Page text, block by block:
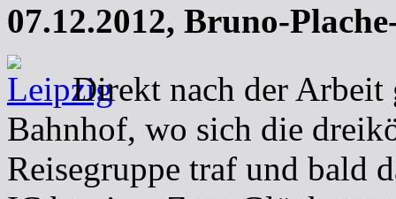
07.12.2012, Bruno-
Direkt nach der Arbeit
Bahnhof, wo sich die
Reisegruppe traf und bald